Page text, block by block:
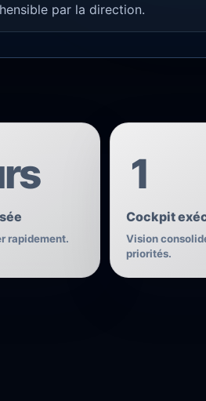
par la direction.
rapidement.
1
Cockpit
Vision
priorités.